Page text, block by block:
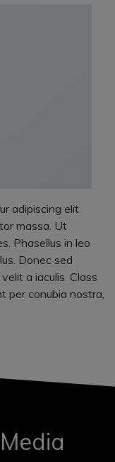
adipiscing elit.
massa. Ut
Phasellus in leo
Donec sed
a iaculis. Class
per conubia nostra,